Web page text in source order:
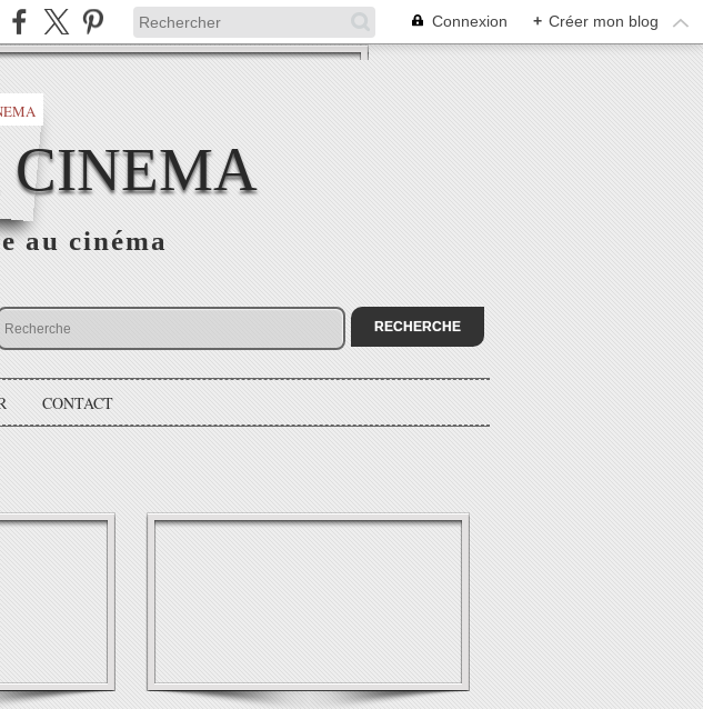
Connexion + Créer mon blog
CINEMA
au cinéma
CONTACT